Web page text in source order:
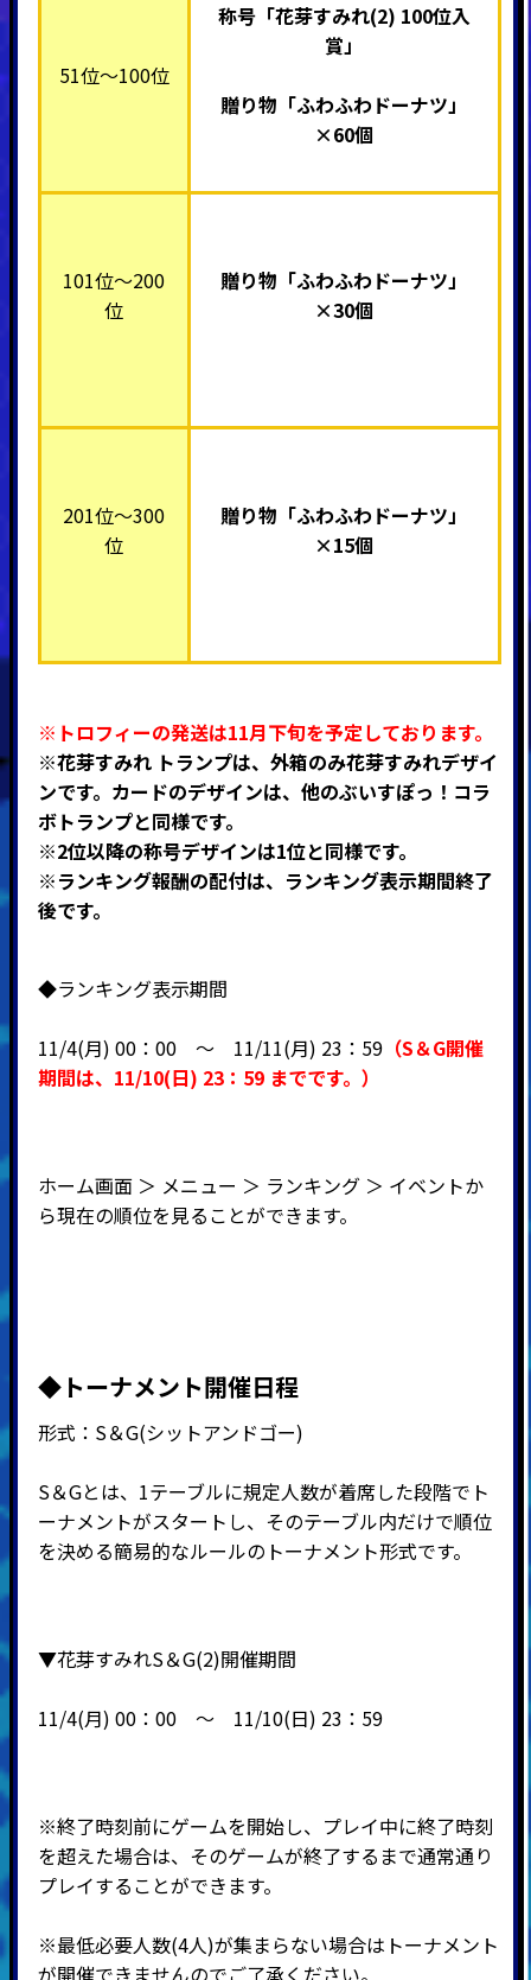
51位～100位
称号「花芽すみれ(2) 100位入
賞」
贈り物「ふわふわドーナツ」
×60個
101位～200
位
贈り物「ふわふわドーナツ」
×30個
201位～300
位
贈り物「ふわふわドーナツ」
×15個
※トロフィーの発送は11月下旬を予定しております。
※花芽すみれ トランプは、 外箱のみ花芽すみれデザイ
ンです。カードのデザインは、他のぶいすぽっ！コラ
ボトランプと同様です。
※2位以降の称号デザインは1位と同様です。
※ランキング報酬の配付は、ランキング表示期間終了
後です。
◆ランキング表示期間
11/4(月) 00：00 ～ 11/11(月) 23：59（S＆G開催
期間は、11/10(日) 23：59 までです。）
ホーム画面 ＞ メニュー ＞ ランキング ＞ イベントか
ら現在の順位を見ることができます。
◆トーナメント開催日程
形式： S＆G(シットアンドゴー)
S＆Gとは、1テーブルに規定人数が着席した段階でト
ーナメントがスタートし、そのテーブル内だけで順位
を決める簡易的なルールのトーナメント形式です。
▼花芽すみれS＆G(2)開催期間
11/4(月) 00：00 ～ 11/10(日) 23：59
※終了時刻前にゲームを開始し、プレイ中に終了時刻
を超えた場合は、そのゲームが終了するまで通常通り
プレイすることができます。
※最低必要人数(4人)が集まらない場合はトーナメント